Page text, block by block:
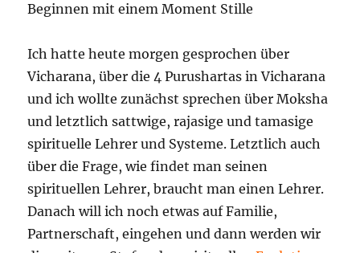
Beginnen mit einem Moment Stille
Ich hatte heute morgen gesprochen über
Vicharana, über die 4 Purushartas in Vicharana
und ich wollte zunächst sprechen über Moksha
und letztlich sattwige, rajasige und tamasige
spirituelle Lehrer und Systeme. Letztlich auch
über die Frage, wie findet man seinen
spirituellen Lehrer, braucht man einen Lehrer.
Danach will ich noch etwas auf Familie,
Partnerschaft, eingehen und dann werden wir